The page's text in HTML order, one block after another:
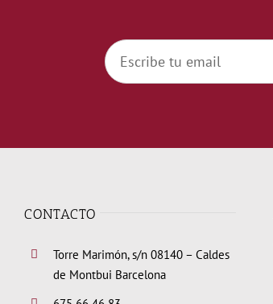
CONTACTO
Torre Marimón, s/n 08140 – Caldes
de Montbui Barcelona